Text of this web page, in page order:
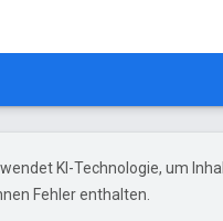
KI-Technologie, um
Fehler enthalten.